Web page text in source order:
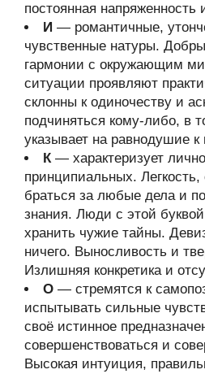
постоянная напряженность
И — романтичные,
чувственные натуры.
гармонии с окружающим
ситуации проявляют
склонны к одиночеству и
подчиняться кому-либо, в
указывает на равнодушие к
К— характеризует
принципиальных.
браться за любые дела и
знания. Люди с этой
хранить чужие тайны.
ничего. Выносливость и
Излишняя конкретика и
О — стремятся к
испытывать сильные
своё истинное
совершенствоваться и
Высокая интуиция,